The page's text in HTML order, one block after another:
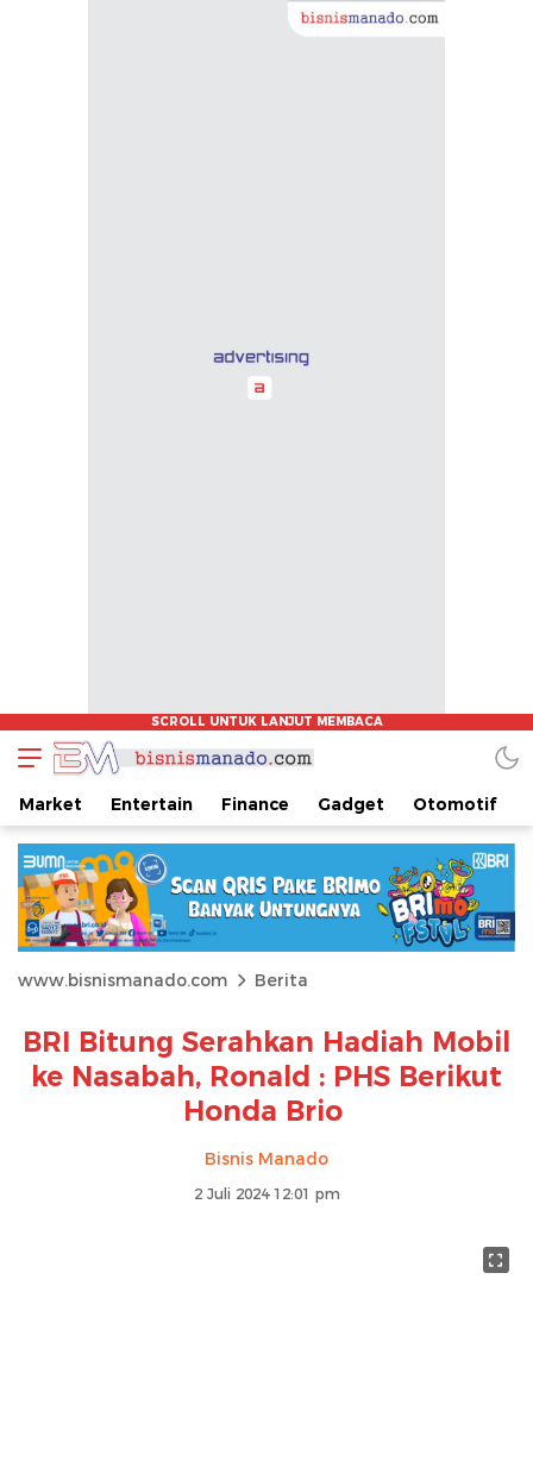
Market Entertain Finance Gadget Otomotif
www.bisnismanado.com Berita
BRI Bitung Serahkan Hadiah Mobil
ke Nasabah, Ronald : PHS Berikut
Honda Brio
Bisnis Manado
2 Juli 2024 12:01 pm